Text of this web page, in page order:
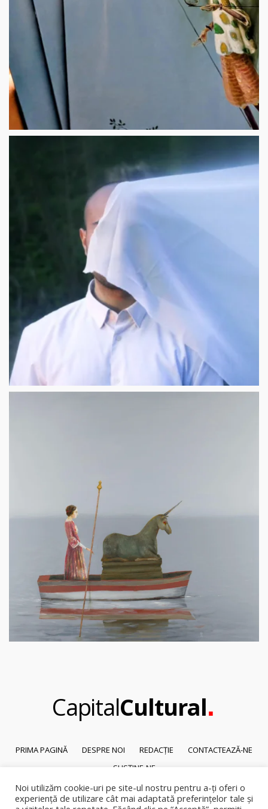
CapitalCultural.
PRIMA PAGINĂ DESPRE NOI REDACȚIE
CONTACTEAZĂ-NE
SUSȚINE-NE
© 2026Capital Cultural
Reproducerea integrală sau parțială a textelor sau a ilustrațiilor din orice
Noi utilizăm cookie-uri pe site-ul nostru pentru a-ți oferi o
experiență de utilizare cât mai adaptată preferințelor tale și